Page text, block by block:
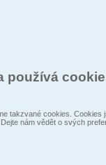
používá
takzvané cookies.
nám vědět o svých